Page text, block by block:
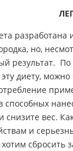
но,
результат. По
диету,
способных
снизите вес.
и
сбросить